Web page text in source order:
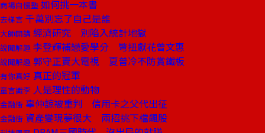
商場自慢塾 如何挑一本書
去梯言 千萬別忘了自己是誰
大師開講 經濟研究 別陷入統計地獄
說聞解趣 李登輝補戀愛學分 彆扭獻花曾文惠
說聞解趣 郭守正賣大電視 夏普冷不防賞鐵板
有你真好 真正的冠軍
童言識李 人是理性的動物
金融街 辜仲諒被重判 信用卡之父代出征
金融街 資產變現夢很大 兩招挑下檔飆股